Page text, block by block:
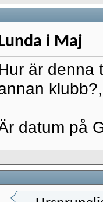
i Maj
är denna
datum på